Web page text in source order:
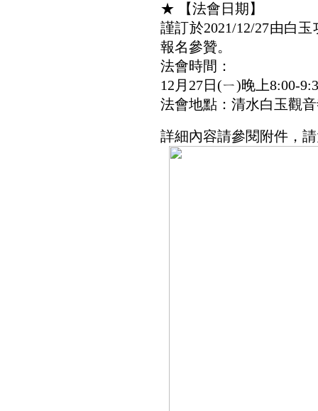
★ 【法會日期】
謹訂於2021/12/27由白
報名參贊。
法會時間：
12月27日(ㄧ)晚上8:00-
法會地點：清水白玉觀
詳細內容請參閱附件，